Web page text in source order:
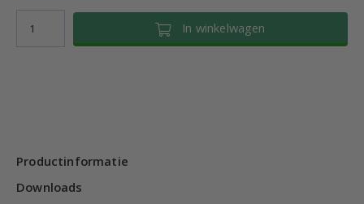
In winkelwagen
Productinformatie
Downloads